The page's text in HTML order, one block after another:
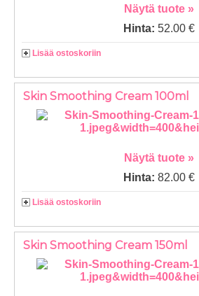
Näytä tuote »
Hinta:52.00 €
Lisää ostoskoriin
Skin Smoothing Cream 100ml
Näytä tuote »
Hinta:82.00 €
Lisää ostoskoriin
Skin Smoothing Cream 150ml